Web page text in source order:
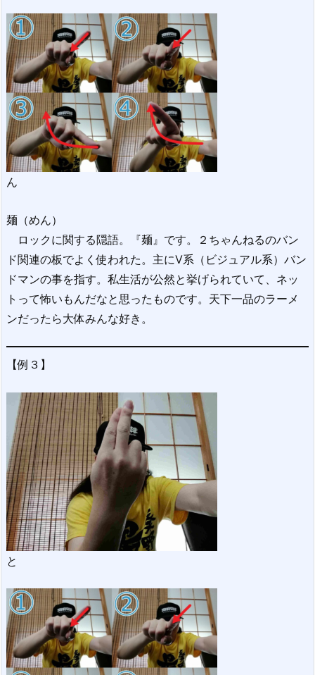
ん
麺（めん）
ロックに関する隠語。『麺』です。２ちゃんねるのバン
ド関連の板でよく使われた。主にV系（ビジュアル系）バン
ドマンの事を指す。私生活が公然と挙げられていて、ネッ
トって怖いもんだなと思ったものです。天下一品のラーメ
ンだったら大体みんな好き。
【例３】
と